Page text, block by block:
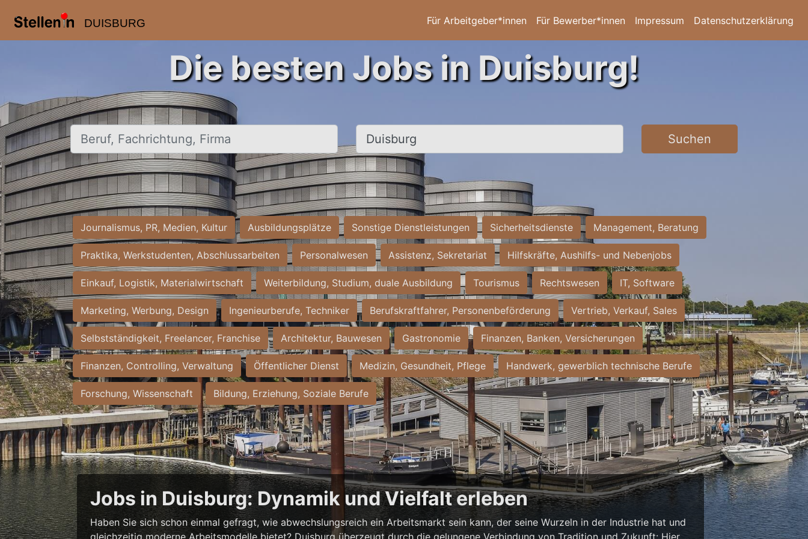
DUISBURG Für Arbeitgeber*innen Für Bewerber*innen Impressum Datenschutzerklärung
Die besten Jobs in Duisburg!
Beruf, Fachrichtung, Firma Ort, Stadt Suchen
Journalismus, PR, Medien, Kultur Ausbildungsplätze Sonstige Dienstleistungen Sicherheitsdienste Management, Beratung
Praktika, Werkstudenten, Abschlussarbeiten Personalwesen Assistenz, Sekretariat Hilfskräfte, Aushilfs- und Nebenjobs
Einkauf, Logistik, Materialwirtschaft Weiterbildung, Studium, duale Ausbildung Tourismus Rechtswesen IT, Software
Marketing, Werbung, Design Ingenieurberufe, Techniker Berufskraftfahrer, Personenbeförderung Vertrieb, Verkauf, Sales
Selbstständigkeit, Freelancer, Franchise Architektur, Bauwesen Gastronomie Finanzen, Banken, Versicherungen
Finanzen, Controlling, Verwaltung Öffentlicher Dienst Medizin, Gesundheit, Pflege Handwerk, gewerblich technische Berufe
Forschung, Wissenschaft Bildung, Erziehung, Soziale Berufe
Jobs in Duisburg: Dynamik und Vielfalt erleben
Haben Sie sich schon einmal gefragt, wie abwechslungsreich ein Arbeitsmarkt sein kann, der seine Wurzeln in der Industrie hat und